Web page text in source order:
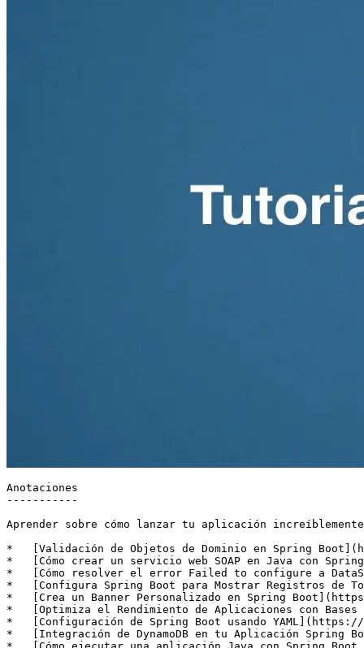
Anotaciones
-----------
Aprender sobre cómo lanzar tu aplicación
*
Validación de Objetos de Dominio en Spring Boot ](
*
Cómo crear un servicio web SOAP en Java con
*
Cómo resolver el error Failed to configure a
*
Configura Spring Boot para Mostrar Registros de
*
Crea un Banner Personalizado en Spring Boot ](
*
Optimiza el Rendimiento de Aplicaciones con Bases
*
Configuración de Spring Boot usando YAML ]( https://
*
Integración de DynamoDB en tu Aplicación Spring